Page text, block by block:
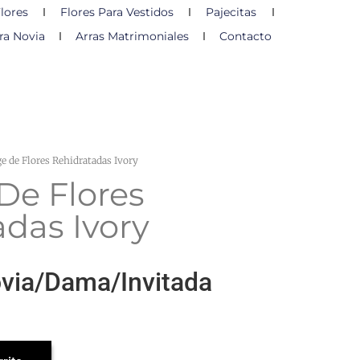
Flores Para Vestidos
Pajecitas
Novia Arras Matrimoniales Contacto
de Flores Rehidratadas Ivory
Flores
Ivory
Dama/Invitada